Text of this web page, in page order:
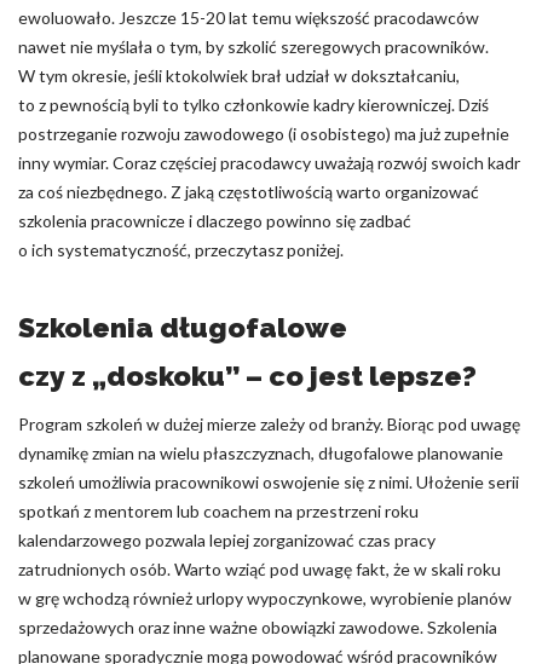
ewoluowało. Jeszcze 15-20 lat temu większość pracodawców
nawet nie myślała o tym, by szkolić szeregowych pracowników.
W tym okresie, jeśli ktokolwiek brał udział w dokształcaniu,
to z pewnością byli to tylko członkowie kadry kierowniczej. Dziś
postrzeganie rozwoju zawodowego (i osobistego) ma już zupełnie
inny wymiar. Coraz częściej pracodawcy uważają rozwój swoich kadr
za coś niezbędnego. Z jaką częstotliwością warto organizować
szkolenia pracownicze i dlaczego powinno się zadbać
o ich systematyczność, przeczytasz poniżej.
Szkolenia długofalowe
czy z „doskoku” – co jest lepsze?
Program szkoleń w dużej mierze zależy od branży. Biorąc pod uwagę
dynamikę zmian na wielu płaszczyznach, długofalowe planowanie
szkoleń umożliwia pracownikowi oswojenie się z nimi. Ułożenie serii
spotkań z mentorem lub coachem na przestrzeni roku
kalendarzowego pozwala lepiej zorganizować czas pracy
zatrudnionych osób. Warto wziąć pod uwagę fakt, że w skali roku
w grę wchodzą również urlopy wypoczynkowe, wyrobienie planów
sprzedażowych oraz inne ważne obowiązki zawodowe.Szkolenia
planowane sporadycznie mogą powodować wśród pracowników
Odrzuć
Zapisz moje preferencje
Akceptuj wszystko